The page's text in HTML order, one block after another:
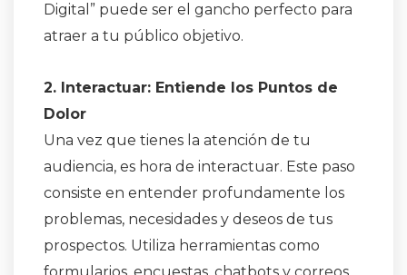
Digital” puede ser el gancho perfecto para
atraer a tu público objetivo.
2. Interactuar: Entiende los Puntos de
Dolor
Una vez que tienes la atención de tu
audiencia, es hora de interactuar. Este paso
consiste en entender profundamente los
problemas, necesidades y deseos de tus
prospectos. Utiliza herramientas como